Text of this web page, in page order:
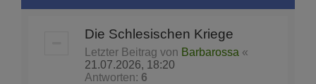
Die Schlesischen Kriege
Letzter Beitrag von Barbarossa «
21.07.2026, 18:20
Antworten: 6